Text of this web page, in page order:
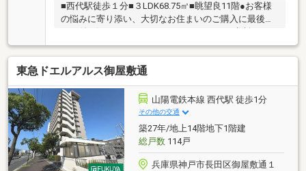
■西代駅徒歩１分■３LDK68.75㎡■眺望良11階●お客様
の悩みに寄り添い、大切なお住まいのご購入に最後ま
希望に沿って承っております！●購入・売却・ローン
のご相談・・・しっかりとお聞き取り致します！なん
でもお気軽にご相談ください！☆☆お家購入検討時の
注意点や購入時からのライフプラン見直し、家族形態
の変化にともなう必要なお家の改装、メンテナンス、
資産運用、贈与や相続まで、当社提携の各分野の専門
家と共に、安心のサポートをさせて頂いております。
☆☆ご連絡お待ちしております！株式会社ライブプロ
パティ06-6766-4641
東急ドエルアルス御屋敷通
山陽電鉄本線 西代駅 徒歩1分
その他の交通
築27年/地上14階地下1階建
総戸数114戸
兵庫県神戸市長田区御屋敷通１